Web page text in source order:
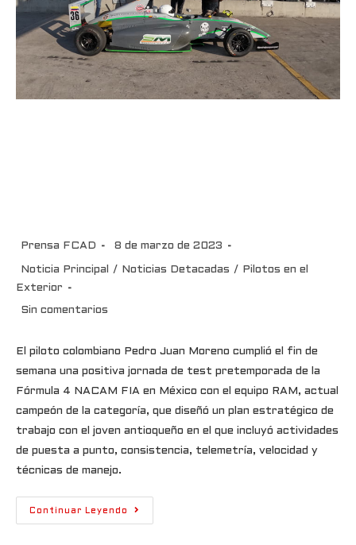
Prensa FCAD 8 de marzo de 2023
Noticia Principal / Noticias Detacadas /
Pilotos en el
Exterior
Sin comentarios
El piloto colombiano Pedro Juan Moreno cumplió el fin de
semana una positiva jornada de test pretemporada de la
Fórmula 4 NACAM FIA en México con el equipo RAM, actual
campeón de la categoría, que diseñó un plan estratégico de
trabajo con el joven antioqueño en el que incluyó actividades
de puesta a punto, consistencia, telemetría, velocidad y
técnicas de manejo.
Continuar Leyendo